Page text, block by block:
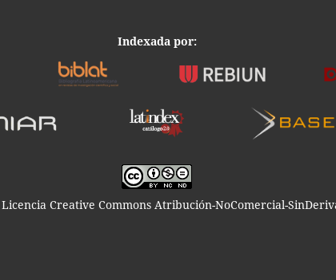
Indexada por:
Licencia Creative Commons Atribución-NoComercial-